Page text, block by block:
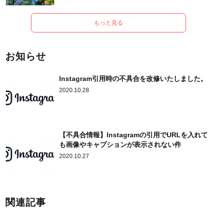
もっと見る
お知らせ
Instagram引用時の不具合を改修いたしました。
2020.10.28
【不具合情報】Instagramの引用でURLを入れて
も画像やキャプションが表示されない件
2020.10.27
関連記事